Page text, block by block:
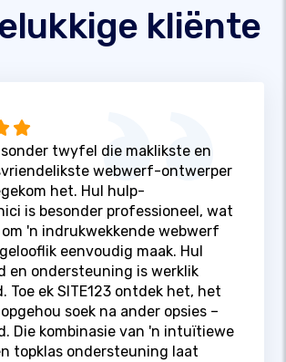
kliënte
sonder twyfel die maklikste en
webwerf-ontwerper
het. Hul hulp-
is besonder professioneel, wat
om 'n indrukwekkende webwerf
eenvoudig maak. Hul
en ondersteuning is werklik
Toe ek SITE123 ontdek het, het
soek na ander opsies –
Die kombinasie van 'n intuïtiewe
topklas ondersteuning laat